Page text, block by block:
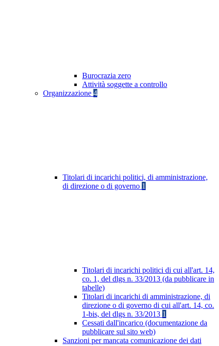
Burocrazia zero
Attività soggette a controllo
Organizzazione 4
Titolari di incarichi politici, di amministrazione,
di direzione o di governo 1
Titolari di incarichi politici di cui all'art. 14,
co. 1, del dlgs n. 33/2013 (da pubblicare in
tabelle)
Titolari di incarichi di amministrazione, di
direzione o di governo di cui all'art. 14, co.
1-bis, del dlgs n. 33/2013 1
Cessati dall'incarico (documentazione da
pubblicare sul sito web)
Sanzioni per mancata comunicazione dei dati